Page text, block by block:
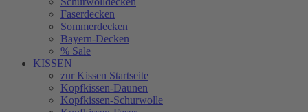
Faserdecken
Sommerdecken
Bayern-Decken
% Sale
KISSEN
zur Kissen Startseite
Kopfkissen-Daunen
Kopfkissen-Schurwolle